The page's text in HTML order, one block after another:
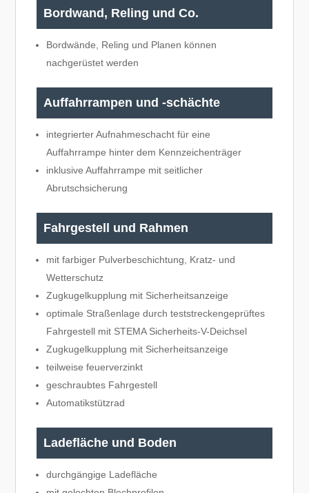
Bordwand, Reling und Co.
Bordwände, Reling und Planen können
nachgerüstet werden
Auffahrrampen und -schächte
integrierter Aufnahmeschacht für eine
Auffahrrampe hinter dem Kennzeichenträger
inklusive Auffahrrampe mit seitlicher
Abrutschsicherung
Fahrgestell und Rahmen
mit farbiger Pulverbeschichtung, Kratz- und
Wetterschutz
Zugkugelkupplung mit Sicherheitsanzeige
optimale Straßenlage durch teststreckengeprüftes
Fahrgestell mit STEMA Sicherheits-V-Deichsel
Zugkugelkupplung mit Sicherheitsanzeige
teilweise feuerverzinkt
geschraubtes Fahrgestell
Automatikstützrad
Ladefläche und Boden
durchgängige Ladefläche